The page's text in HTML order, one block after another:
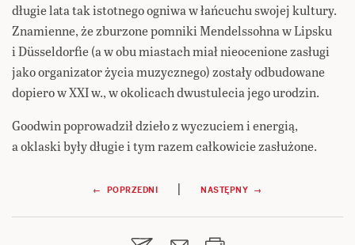
długie lata tak istotnego ogniwa w łańcuchu swojej kultury.
Znamienne, że zburzone pomniki Mendelssohna w Lipsku
i Düsseldorfie (a w obu miastach miał nieocenione zasługi
jako organizator życia muzycznego) zostały odbudowane
dopiero w XXI w., w okolicach dwustulecia jego urodzin.
Goodwin poprowadził dzieło z wyczuciem i energią,
a oklaski były długie i tym razem całkowicie zasłużone.
Nawigacja
wpisu
← POPRZEDNI | NASTĘPNY →